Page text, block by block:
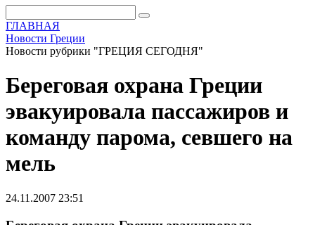
ГЛАВНАЯ
Новости Греции
Новости рубрики "ГРЕЦИЯ СЕГОДНЯ"
Береговая охрана Греции
эвакуировала пассажиров и
команду парома, севшего на
мель
24.11.2007 23:51